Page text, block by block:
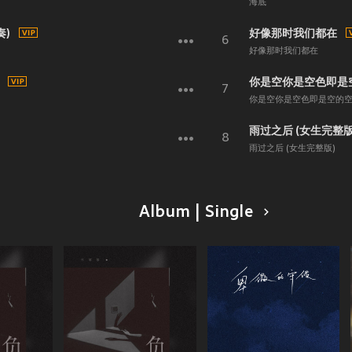
)
海底
6
好像那时我们都在
好像那时我们都在
7
你是空你是空色即是
你是空你是空色即是空的
8
雨过之后 (女生完整
雨过之后 (女生完整版)
Album | Single